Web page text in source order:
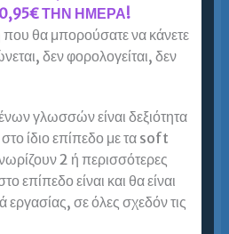
στερεότυπες
για τις εκθέσεις και τα
από τον εμπλουτισμό του
χρόνο!
εξετασεις Zertifikat B1,
γερμανικων
ΤΗΝ ΗΜΕΡΑ!
θα μπορούσατε να κάνετε
δεν φορολογείται, δεν
γλωσσών είναι δεξιότητα
ίδιο επίπεδο με τα soft
2 ή περισσότερες
επίπεδο είναι και θα είναι
εργασίας, σε όλες σχεδόν τις